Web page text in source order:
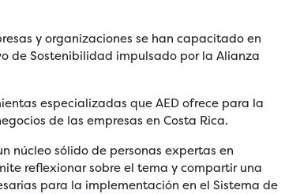
y organizaciones se han capacitado en
de Sostenibilidad impulsado por la Alianza
especializadas que AED ofrece para la
de las empresas en Costa Rica.
núcleo sólido de personas expertas en
reflexionar sobre el tema y compartir una
para la implementación en el Sistema de